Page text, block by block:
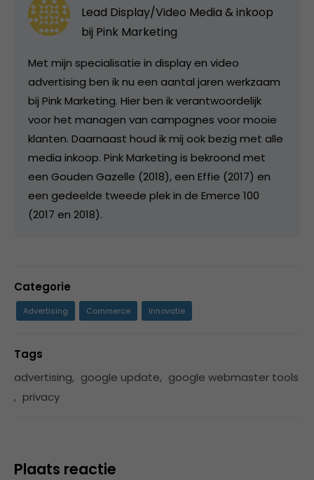
Lead Display/Video Media & inkoop
bij Pink Marketing
Met mijn specialisatie in display en video
advertising ben ik nu een aantal jaren werkzaam
bij Pink Marketing. Hier ben ik verantwoordelijk
voor het managen van campagnes voor mooie
klanten. Daarnaast houd ik mij ook bezig met alle
media inkoop. Pink Marketing is bekroond met
een Gouden Gazelle (2018), een Effie (2017) en
een gedeelde tweede plek in de Emerce 100
(2017 en 2018).
Categorie
Advertising Commerce Innovatie
Tags
advertising, google update, google webmaster tools
, privacy
Plaats reactie